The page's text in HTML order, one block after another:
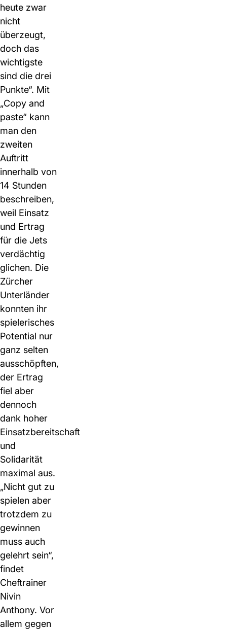
heute zwar
nicht
überzeugt,
doch das
wichtigste
sind die drei
Punkte“. Mit
„Copy and
paste“ kann
man den
zweiten
Auftritt
innerhalb von
14 Stunden
beschreiben,
weil Einsatz
und Ertrag
für die Jets
verdächtig
glichen. Die
Zürcher
Unterländer
konnten ihr
spielerisches
Potential nur
ganz selten
ausschöpften,
der Ertrag
fiel aber
dennoch
dank hoher
Einsatzbereitschaft
und
Solidarität
maximal aus.
„Nicht gut zu
spielen aber
trotzdem zu
gewinnen
muss auch
gelehrt sein“,
findet
Cheftrainer
Nivin
Anthony. Vor
allem gegen